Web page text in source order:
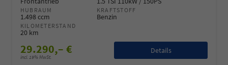
HUBRAUM
1.498 ccm
KRAFTSTOFF
Benzin
KILOMETERSTAND
20 km
29.290,– €
incl. 19% MwSt.
Details